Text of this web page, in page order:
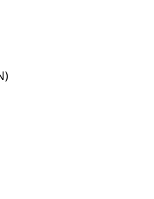
utilizado em
e
garantir a
incluem:
previne a
evitando
a